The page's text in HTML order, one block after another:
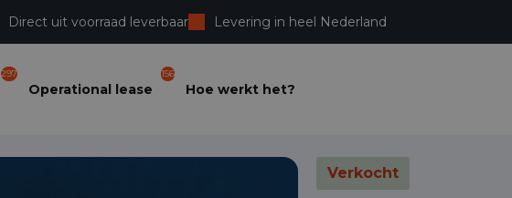
Direct uit voorraad leverbaar Levering in heel Nederland
297
Operational lease
156
Hoe werkt het?
Verkocht